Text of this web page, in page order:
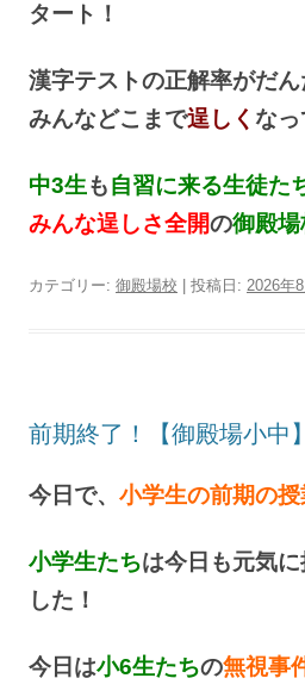
タート！
漢字テストの正解率がだ
みんなどこまで逞しく なっ
中3生も自習に来る生徒た
みんな逞しさ全開の御殿場
カテゴリー: 御殿場校 | 投稿日: 2026年
前期終了！【御殿場小中】
今日で、 小学生の前期の授
小学生たちは今日も元気
した！
今日は小6生たちの無視事